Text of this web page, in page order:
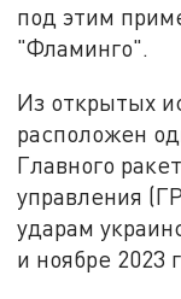
под этим
"Фламинго".
Из открытых
расположен
Главного
управления
ударам
и ноябре 2023